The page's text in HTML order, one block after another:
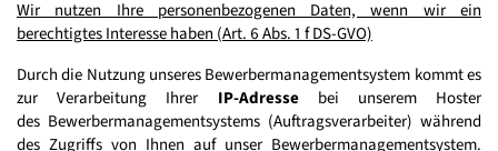
Wir nutzen Ihre personenbezogenen Daten, wenn wir ein
berechtigtes Interesse haben (Art. 6 Abs. 1 f DS-GVO)
Durch die Nutzung unseres Bewerbermanagementsystem kommt es
zur Verarbeitung Ihrer IP-Adressebei unserem Hoster
des Bewerbermanagementsystems (Auftragsverarbeiter) während
des Zugriffs von Ihnen auf unser Bewerbermanagementsystem.